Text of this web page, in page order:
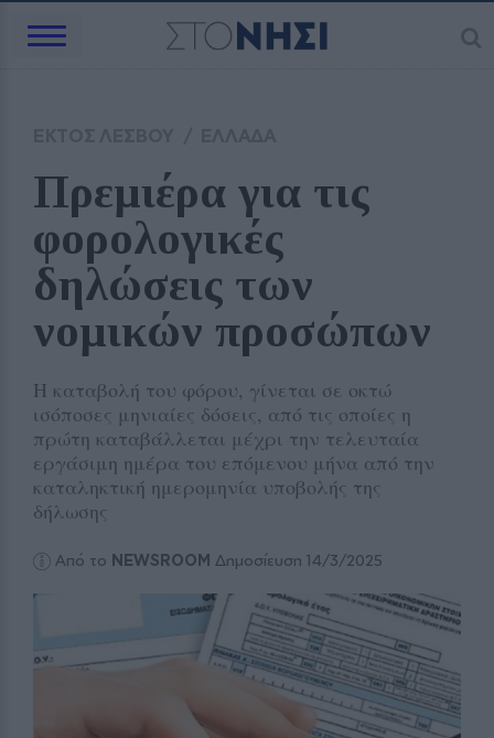
Πρεμιέρα για τις
φορολογικές
δηλώσεις των
νομικών προσώπων
Η καταβολή του φόρου, γίνεται σε οκτώ
ισόποσες μηνιαίες δόσεις, από τις οποίες η
πρώτη καταβάλλεται μέχρι την τελευταία
εργάσιμη ημέρα του επόμενου μήνα από την
καταληκτική ημερομηνία υποβολής της
δήλωσης
Από το NEWSROOM Δημοσίευση 14/3/2025